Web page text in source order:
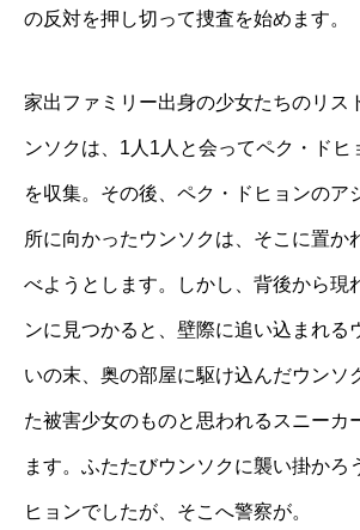
の反対を押し切って捜査を始めます。
家出ファミリー出身の少女たちのリス
ンソクは、1人1人と会ってペク・ドヒ
を収集。その後、ペク・ドヒョンのア
所に向かったウンソクは、そこに置か
べようとします。しかし、背後から現
ンに見つかると、壁際に追い込まれる
いの末、奥の部屋に駆け込んだウンソ
た被害少女のものと思われるスニーカ
ます。ふたたびウンソクに襲い掛かろ
ヒョンでしたが、そこへ警察が。